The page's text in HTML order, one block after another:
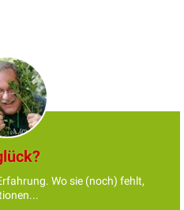
Wo sie (noch) fehlt,